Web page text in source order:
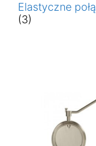
Elastyczne
(3)